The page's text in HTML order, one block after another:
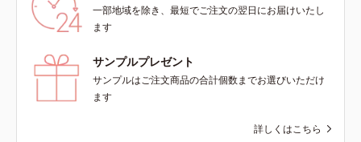
一部地域を除き、最短でご注文の翌日にお届けいたし
ます
サンプルプレゼント
サンプルはご注文商品の合計個数までお選びいただけ
ます
詳しくはこちら